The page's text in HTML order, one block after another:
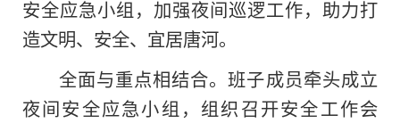
安全应急小组，加强夜间巡逻工作，助力打
造文明、安全、宜居唐河。
全面与重点相结合。班子成员牵头成立
夜间安全应急小组，组织召开安全工作会